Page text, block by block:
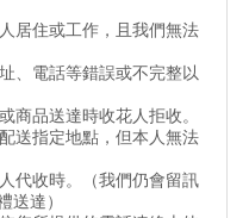
居住或工作，且我們無法
、電話等錯誤或不完整以
商品送達時收花人拒收。
送指定地點，但本人無法
代收時。（我們仍會留訊
送達）